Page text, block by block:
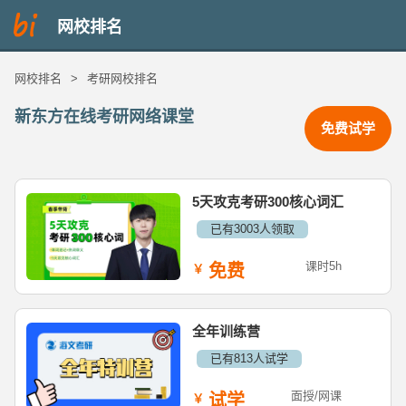
网校排名
网校排名 > 考研网校排名
新东方在线考研网络课堂
免费试学
5天攻克考研300核心词汇
已有3003人领取
免费 课时5h
全年训练营
已有813人试学
试学 面授/网课